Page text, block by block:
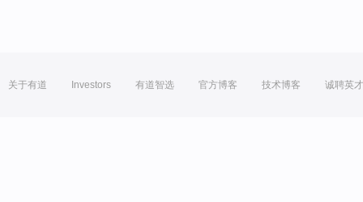
关于有道 Investors 有道智选 官方博客 技术博客 诚聘英才